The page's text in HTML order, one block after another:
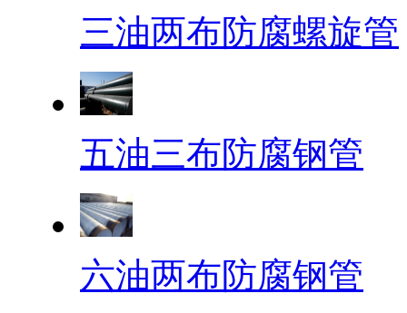
三油两布防腐螺旋管
五油三布防腐钢管
六油两布防腐钢管